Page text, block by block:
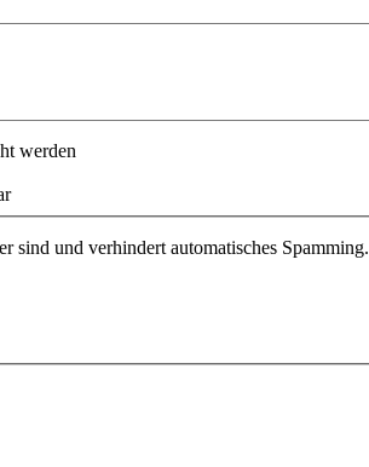
werden
sind und verhindert automatisches Spamming.